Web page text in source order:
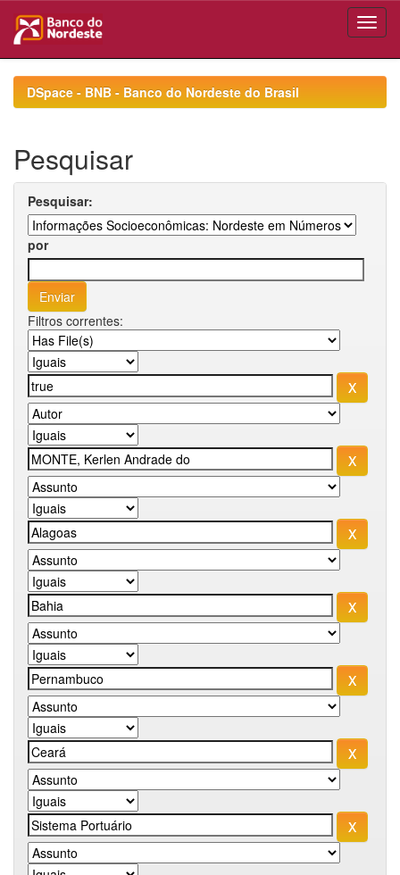
navigationDSpace - BNB - Banco do Nordeste do Brasil
Pesquisar
Pesquisar:
por
Filtros correntes: